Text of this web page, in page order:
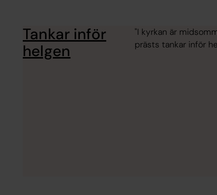
Tankar inför
helgen
"I kyrkan är
prästs tankar inför